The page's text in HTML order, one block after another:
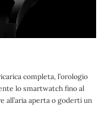
completa, l’orologio
lo smartwatch fino al
all’aria aperta o goderti un